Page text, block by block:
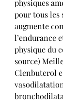
physiques
pour tous les
augmente
l’endurance
physique du
source)
Clenbuterol